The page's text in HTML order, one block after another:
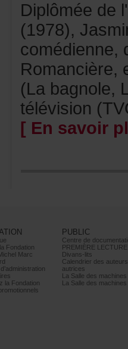
PUBLIC
PREMIÈRELECTURE
Divans-lits
autrices